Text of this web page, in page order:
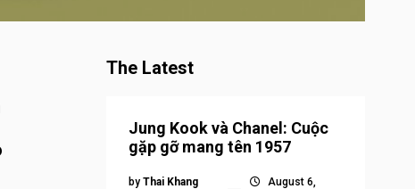
The Latest
Jung Kook và Chanel: Cuộc
gặp gỡ mang tên 1957
by Thai Khang
August 6,